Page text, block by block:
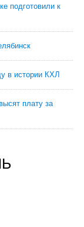
подготовили к
в истории КХЛ
плату за